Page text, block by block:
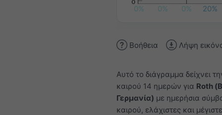
0% 0% 0% 20%
Βοήθεια Λήψη
Αυτό το διάγραμμα δείχνει
καιρού 14 ημερών για Roth
Γερμανία) με ημερήσια
καιρού, ελάχιστες και